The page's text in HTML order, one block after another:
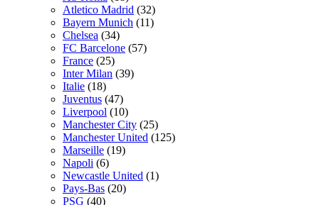
Atletico Madrid (32)
Bayern Munich (11)
Chelsea (34)
FC Barcelone (57)
France (25)
Inter Milan (39)
Italie (18)
Juventus (47)
Liverpool (10)
Manchester City (25)
Manchester United (125)
Marseille (19)
Napoli (6)
Newcastle United (1)
Pays-Bas (20)
PSG (40)